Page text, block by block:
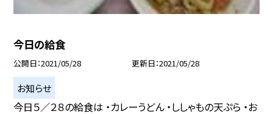
今日の給食
公開日 2021/05/28 更新日 2021/05/28
お知らせ
今日５／２８の給食は ・カレーうどん ・ししゃもの天ぷら ・お